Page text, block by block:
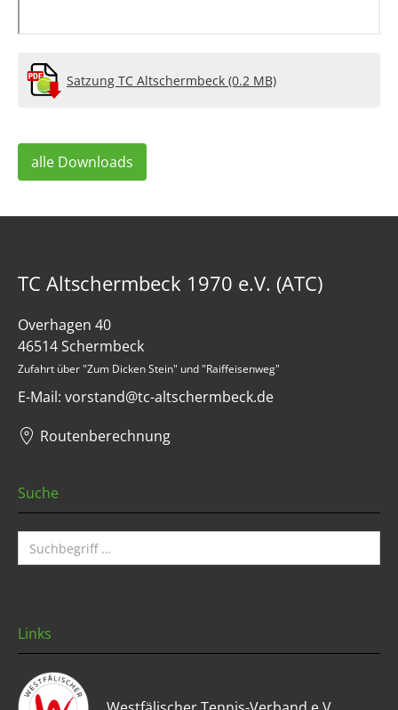
Satzung TC Altschermbeck (0.2 MB)
alle Downloads
TC Altschermbeck 1970 e.V. (ATC)
Overhagen 40
46514 Schermbeck
Zufahrt über "Zum Dicken Stein" und "Raiffeisenweg"
E-Mail: vorstand@tc-altschermbeck.de
Routenberechnung
Suche
Links